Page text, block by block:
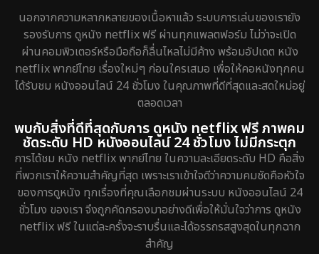
นอกจากความหลากหลายของเนื้อหาแล้ว ระบบการเล่นของเรายัง
รองรับการ ดูหนัง netflix ฟรี ผ่านทุกแพลตฟอร์ม ไม่ว่าจะเปิด
ผ่านคอมพิวเตอร์หรือมือถือก็ลื่นไหลไม่มีค้าง พร้อมอัปเดต หนัง
netflix พากย์ไทย เรื่องใหม่ๆ ก่อนใครเสมอ เพื่อให้คอหนังทุกคน
ได้รับชม หนังออนไลน์ 24 ชั่วโมง ในคุณภาพที่ดีที่สุดและสดใหม่อยู่
ตลอดเวลา
พบกับสิ่งที่ดีที่สุดกับการ ดูหนัง netflix ฟรี ภาพคม
ชัดระดับ HD หนังออนไลน์ 24 ชั่วโมง ไม่มีกระตุก
การได้ชม หนัง netflix พากย์ไทย ในความละเอียดระดับ HD คือสิ่ง
ที่พวกเราให้ความสำคัญที่สุด เพราะเราเข้าใจดีว่าความคมชัดคือหัวใจ
ของการดูหนัง ทุกเรื่องที่คุณเลือกชมผ่านระบบ หนังออนไลน์ 24
ชั่วโมง ของเรา จึงถูกคัดกรองมาอย่างดีเพื่อให้มั่นใจว่าการ ดูหนัง
netflix ฟรี ในแต่ละครั้งจะราบรื่นและได้อรรถรสสูงสุดในทุกฉาก
สำคัญ